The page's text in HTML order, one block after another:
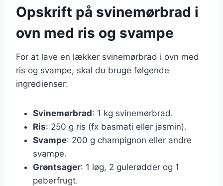
Opskrift på svinemørbrad i
ovn med ris og svampe
For at lave en lækker svinemørbrad i ovn med
ris og svampe, skal du bruge følgende
ingredienser:
Svinemørbrad: 1 kg svinemørbrad.
Ris: 250 g ris (fx basmati eller jasmin).
Svampe: 200 g champignon eller andre
svampe.
Grøntsager: 1 løg, 2 gulerødder og 1
peberfrugt.